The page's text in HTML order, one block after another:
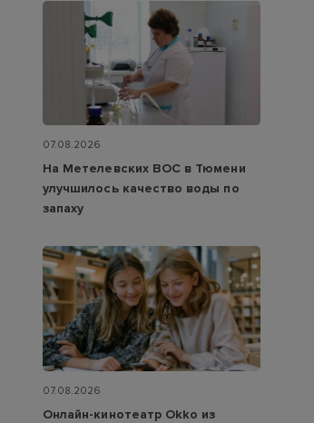
07.08.2026
На Метелевских ВОС в Тюмени
улучшилось качество воды по
запаху
07.08.2026
Онлайн-кинотеатр Okko из